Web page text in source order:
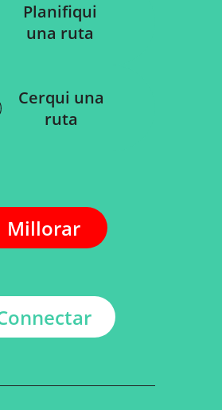
Planifiqui
una ruta
Cerqui una
ruta
Millorar